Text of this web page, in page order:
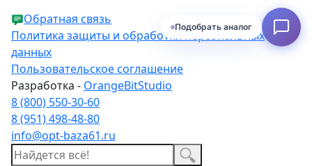
Обратная связь
Политика защиты и обработки персональных
данных
Пользовательское соглашение
Разработка - OrangeBitStudio
8 (800) 550-30-60
8 (951) 498-48-80
info@opt-baza61.ru
Подобрать аналог